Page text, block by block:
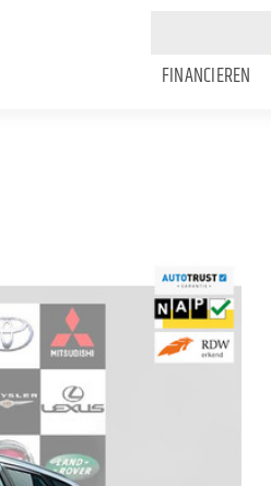
FINANCIEREN